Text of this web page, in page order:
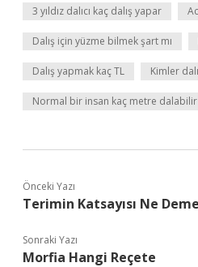
3 yıldız dalıcı kaç dalış yapar
Dalış için yüzme bilmek şart mı
Dalış yapmak kaç TL Kimler
Normal bir insan kaç metre dalabilir
Önceki Yazı
Terimin Katsayısı Ne
Sonraki Yazı
Morfia Hangi Reçete